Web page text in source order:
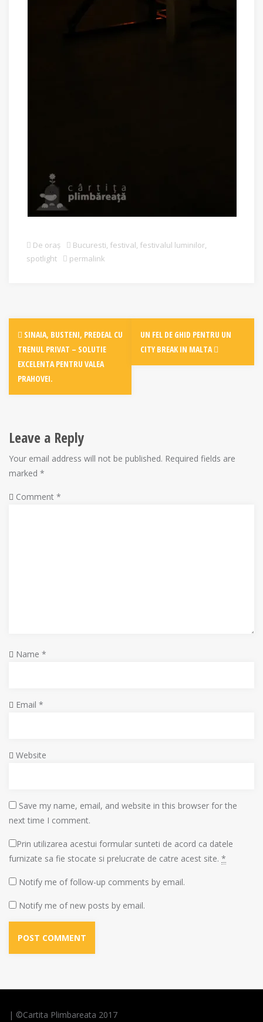
De oraș Bucuresti, festival, festivalul luminilor,
spotlight
permalink
Post
navigation
SINAIA, BUSTENI, PREDEAL CU
TRENUL PRIVAT – SOLUTIE
EXCELENTA PENTRU VALEA
PRAHOVEI.
UN FEL DE GHID PENTRU UN
CITY BREAK IN MALTA
Leave a Reply
Your email address will not be published. Required fields are
marked *
Comment *
Name *
Email *
Website
Save my name, email, and website in this browser for the
next time I comment.
Prin utilizarea acestui formular sunteti de acord ca datele
furnizate sa fie stocate si prelucrate de catre acest site. *
Notify me of follow-up comments by email.
Notify me of new posts by email.
| ©Cartita Plimbareata 2017